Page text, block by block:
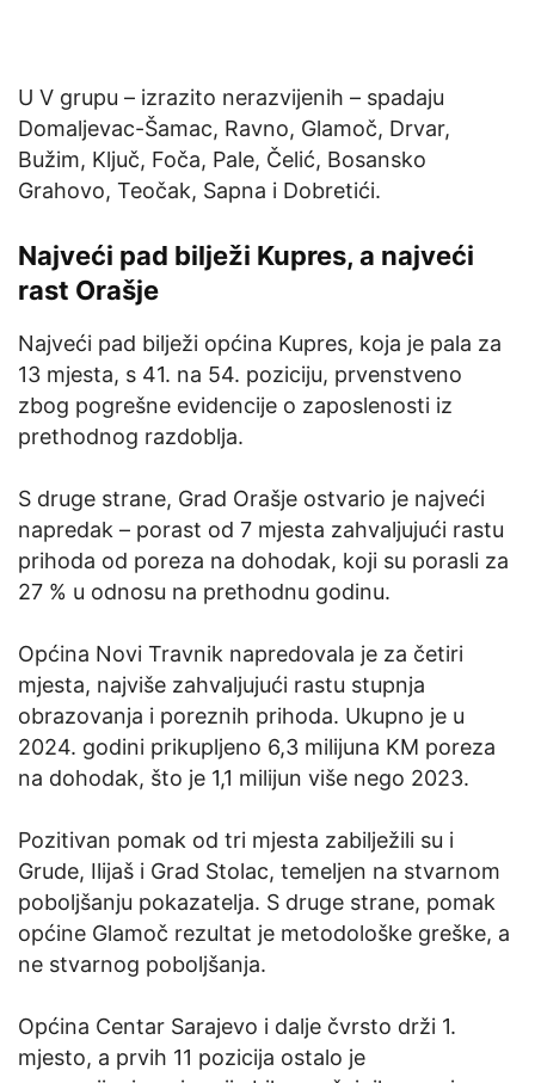
U V grupu – izrazito nerazvijenih – spadaju
Domaljevac-Šamac, Ravno, Glamoč, Drvar,
Bužim, Ključ, Foča, Pale, Čelić, Bosansko
Grahovo, Teočak, Sapna i Dobretići.
Najveći pad bilježi Kupres, a najveći
rast Orašje
Najveći pad bilježi općina Kupres, koja je pala za
13 mjesta, s 41. na 54. poziciju, prvenstveno
zbog pogrešne evidencije o zaposlenosti iz
prethodnog razdoblja.
S druge strane, Grad Orašje ostvario je najveći
napredak – porast od 7 mjesta zahvaljujući rastu
prihoda od poreza na dohodak, koji su porasli za
27 % u odnosu na prethodnu godinu.
Općina Novi Travnik napredovala je za četiri
mjesta, najviše zahvaljujući rastu stupnja
obrazovanja i poreznih prihoda. Ukupno je u
2024. godini prikupljeno 6,3 milijuna KM poreza
na dohodak, što je 1,1 milijun više nego 2023.
Pozitivan pomak od tri mjesta zabilježili su i
Grude, Ilijaš i Grad Stolac, temeljen na stvarnom
poboljšanju pokazatelja. S druge strane, pomak
općine Glamoč rezultat je metodološke greške, a
ne stvarnog poboljšanja.
Općina Centar Sarajevo i dalje čvrsto drži 1.
mjesto, a prvih 11 pozicija ostalo je